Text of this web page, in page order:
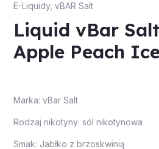
E-Liquidy, vBAR Salt
Liquid vBar
Apple Peach
Marka: vBar Salt
Rodzaj nikotyny: sól nikotynowa
Smak: Jabłko z brzoskwinią